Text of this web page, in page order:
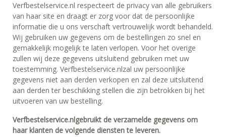
Verfbestelservice.nl respecteert de privacy van alle gebruikers
van haar site en draagt er zorg voor dat de persoonlijke
informatie die u ons verschaft vertrouwelijk wordt behandeld.
Wij gebruiken uw gegevens om de bestellingen zo snel en
gemakkelijk mogelijk te laten verlopen. Voor het overige
zullen wij deze gegevens uitsluitend gebruiken met uw
toestemming. Verfbestelservice.nlzal uw persoonlijke
gegevens niet aan derden verkopen en zal deze uitsluitend
aan derden ter beschikking stellen die zijn betrokken bij het
uitvoeren van uw bestelling.
Verfbestelservice.nlgebruikt de verzamelde gegevens om
haar klanten de volgende diensten te leveren.